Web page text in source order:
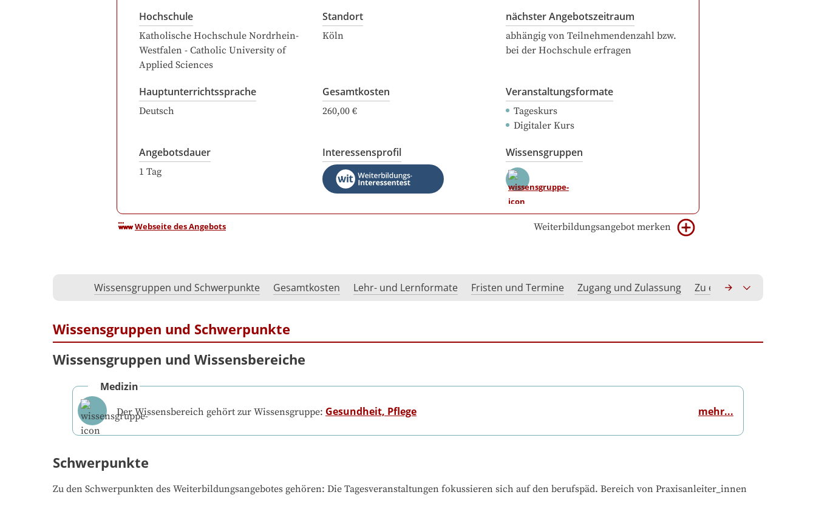
Hochschule
Katholische Hochschule Nordrhein-
Westfalen - Catholic University of
Applied Sciences
Standort
Köln
nächster Angebotszeitraum
abhängig von Teilnehmendenzahl bzw.
bei der Hochschule erfragen
Hauptunterrichtssprache
Deutsch
Gesamtkosten
260,00 €
Veranstaltungsformate
Tageskurs
Digitaler Kurs
Angebotsdauer
1 Tag
Interessensprofil Wissensgruppen
Webseite des Angebots Weiterbildungsangebot merken
Wissensgruppen und Schwerpunkte Gesamtkosten Lehr- und Lernformate Fristen und Termine Zugang und Zulassung Zu erwerbende
Wissensgruppen und Schwerpunkte
Wissensgruppen und Wissensbereiche
Medizin
Der Wissensbereich gehört zur Wissensgruppe: Gesundheit, Pflege mehr...
Schwerpunkte
Zu den Schwerpunkten des Weiterbildungsangebotes gehören: Die Tagesveranstaltungen fokussieren sich auf den berufspäd. Bereich von Praxisanleiter_innen